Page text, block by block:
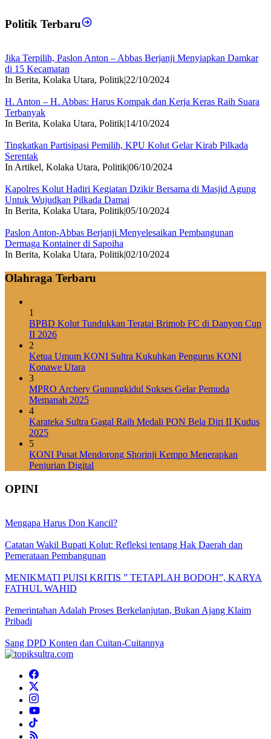
Politik Terbaru
Jika Terpilih, Paslon Anton – Abbas Berjanji Menyiapkan Damkar
di 15 Kecamatan
In Berita, Kolaka Utara, Politik|22/10/2024
H. Anton – H. Abbas: Harus Kompak dan Kerja Keras Raih Suara
Terbanyak
In Berita, Kolaka Utara, Politik|14/10/2024
Tingkatkan Partisipasi Pemilih, KPU Kolut Gelar Kirab Pilkada
Serentak
In Artikel, Kolaka Utara, Politik|06/10/2024
Kapolres Kolut Hadiri Kegiatan Dzikir Bersama di Masjid Agung
Untuk Wujudkan Pilkada Damai
In Berita, Kolaka Utara, Politik|05/10/2024
Paslon Anton-Abbas Berjanji Menyelesaikan Pembangunan
Dermaga Kontainer di Sapoiha
In Berita, Kolaka Utara, Politik|02/10/2024
Olahraga Terbaru
1
BPBD Kolut Tundukkan Teratai Brimob FC di Danyon Cup
II 2026
2
Ketua Umum KONI Sultra Kukuhkan Pengurus KONI
Konawe Utara
3
MPRO Archery Gunungkidul Sukses Gelar Pemuda
Memanah 2025
4
Karateka Sultra Gagal Raih Medali PON Bela Diri II Kudus
2025
5
KONI Pusat Mendorong Shorinji Kempo Menerapkan
Penjurian Digital
OPINI
Mengapa Harus Don Kancil?
Catatan Wakil Bupati Kolut: Refleksi tentang Hak Daerah dan
Pemerataan Pembangunan
MENIKMATI PUISI KRITIS ” TETAPLAH BODOH”, KARYA
FATHUL WAHID
Pemerintahan Adalah Proses Berkelanjutan, Bukan Ajang Klaim
Pribadi
Sang DPD Konten dan Cuitan-Cuitannya